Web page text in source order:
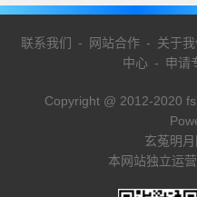
联系我们 - 网站合作- 关于我
中心 - 申请
Copyright @ 2012-2020
玄菟明
本网站独立运